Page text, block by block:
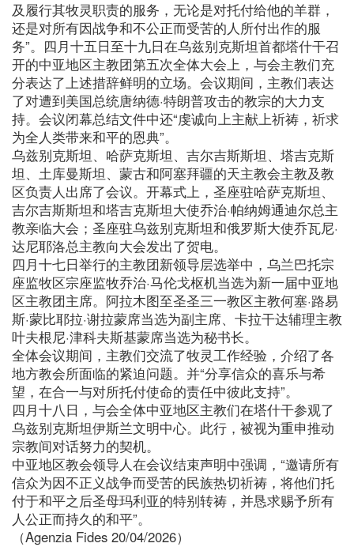
及履行其牧灵职责的服务，无论是对托付给他的羊群，
还是对所有因战争和不公正而受苦的人所付出作的服
务”。四月十五日至十九日在乌兹别克斯坦首都塔什干召
开的中亚地区主教团第五次全体大会上，与会主教们充
分表达了上述措辞鲜明的立场。会议期间，主教们表达
了对遭到美国总统唐纳德·特朗普攻击的教宗的大力支
持。会议闭幕总结文件中还“虔诚向上主献上祈祷，祈求
为全人类带来和平的恩典”。
乌兹别克斯坦、哈萨克斯坦、吉尔吉斯斯坦、塔吉克斯
坦、土库曼斯坦、蒙古和阿塞拜疆的天主教会主教及教
区负责人出席了会议。开幕式上，圣座驻哈萨克斯坦、
吉尔吉斯斯坦和塔吉克斯坦大使乔治·帕纳姆通迪尔总主
教亲临大会；圣座驻乌兹别克斯坦和俄罗斯大使乔瓦尼·
达尼耶洛总主教向大会发出了贺电。
四月十七日举行的主教团新领导层选举中，乌兰巴托宗
座监牧区宗座监牧乔治·马伦戈枢机当选为新一届中亚地
区主教团主席。阿拉木图至圣圣三一教区主教何塞·路易
斯·蒙比耶拉·谢拉蒙席当选为副主席、卡拉干达辅理主教
叶夫根尼·津科夫斯基蒙席当选为秘书长。
全体会议期间，主教们交流了牧灵工作经验，介绍了各
地方教会所面临的紧迫问题。并“分享信众的喜乐与希
望，在合一与对所托付使命的责任中彼此支持”。
四月十八日，与会全体中亚地区主教们在塔什干参观了
乌兹别克斯坦伊斯兰文明中心。此行，被视为重申推动
宗教间对话努力的契机。
中亚地区教会领导人在会议结束声明中强调，“邀请所有
信众为因不正义战争而受苦的民族热切祈祷，将他们托
付于和平之后圣母玛利亚的特别转祷，并恳求赐予所有
人公正而持久的和平”。
（Agenzia Fides 20/04/2026）